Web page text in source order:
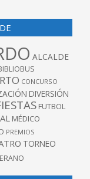
ALCALDE
CONCURSO
DIVERSIÓN
FUTBOL
MÉDICO
PREMIOS
TORNEO